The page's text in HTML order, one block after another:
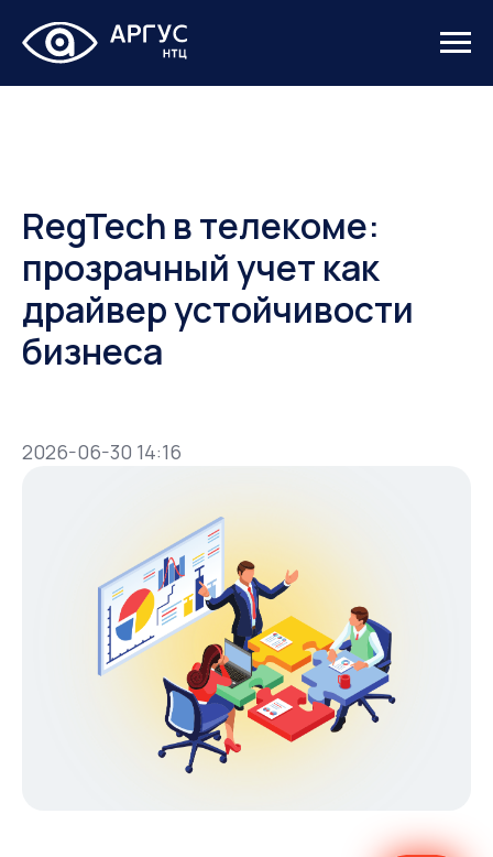
RegTech в телекоме:
прозрачный учет как
драйвер устойчивости
бизнеса
2026-06-30 14:16